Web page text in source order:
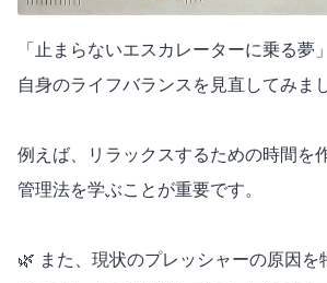
「止まらないエスカレーターに乗る夢
自身のライフバランスを見直してみま
例えば、リラックスするための時間を
管理法を学ぶことが重要です。
🌿 また、現状のプレッシャーの原因を